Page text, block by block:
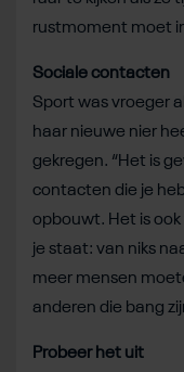
rustmoment moet
Sociale contacten
Sport was vroeger
haar nieuwe nier
gekregen. “Het is
contacten die je
opbouwt. Het is
je staat: van niks
meer mensen
anderen die bang
Probeer het uit